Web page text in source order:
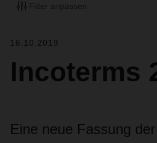
Filter anpassen
16.10.2019
Incoterms
Eine neue Fassung